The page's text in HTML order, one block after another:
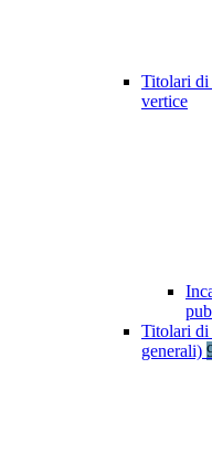
Titolari di
vertice
Titolari di
generali)